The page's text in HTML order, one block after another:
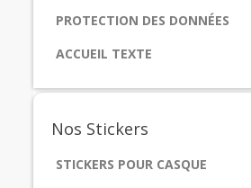
PROTECTION DES DONNÉES
ACCUEIL TEXTE
Nos Stickers
STICKERS POUR CASQUE